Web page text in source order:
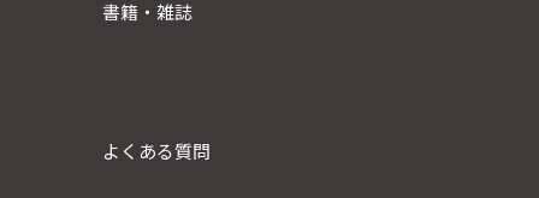
書籍・雑誌
よくある質問